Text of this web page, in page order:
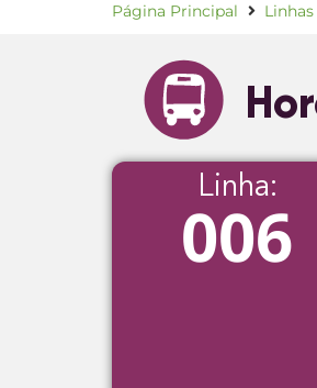
Página Principal
Linha:
006